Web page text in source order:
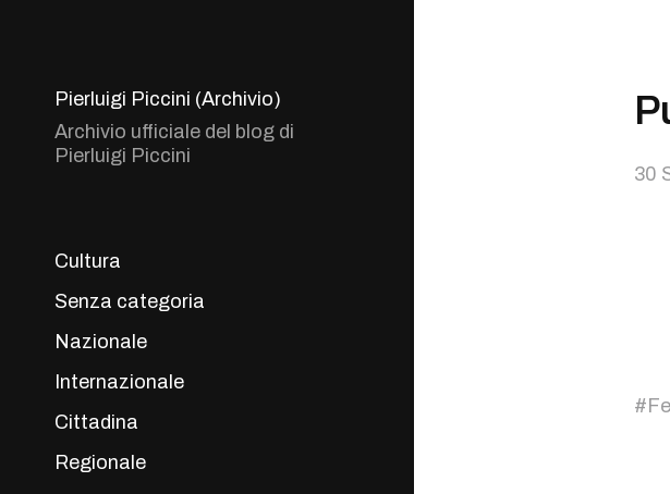
Pierluigi Piccini (Archivio)
Archivio ufficiale del blog di
Pierluigi Piccini
Cultura
Senza categoria
Nazionale
Internazionale
Cittadina
Regionale
30
#